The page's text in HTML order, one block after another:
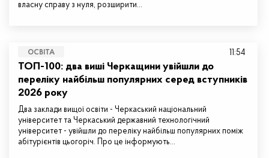
власну справу з нуля, розширити…
ОСВІТА
ТОП-100: два виші Черкащини увійшли до
переліку найбільш популярних серед вступників
2026 року
Два заклади вищої освіти - Черкаський національний
університет та Черкаський державний технологічний
університет - увійшли до переліку найбільш популярних поміж
абітурієнтів цьогоріч. Про це інформують…
11:54